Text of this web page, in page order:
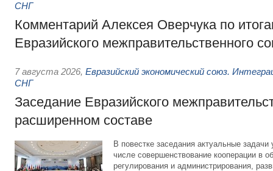
СНГ
Комментарий Алексея Оверчука по
Евразийского межправительственного
7 августа 2026, Евразийский экономический союз.
СНГ
Заседание Евразийского
расширенном составе
В повестке заседания актуальные задачи
числе совершенствование кооперации в
регулирования и администрирования,